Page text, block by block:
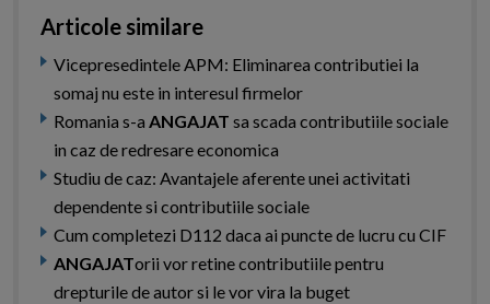
Articole similare
Vicepresedintele APM: Eliminarea contributiei la
somaj nu este in interesul firmelor
Romania s-a ANGAJAT sa scada contributiile sociale
in caz de redresare economica
Studiu de caz: Avantajele aferente unei activitati
dependente si contributiile sociale
Cum completezi D112 daca ai puncte de lucru cu CIF
ANGAJATorii vor retine contributiile pentru
drepturile de autor si le vor vira la buget